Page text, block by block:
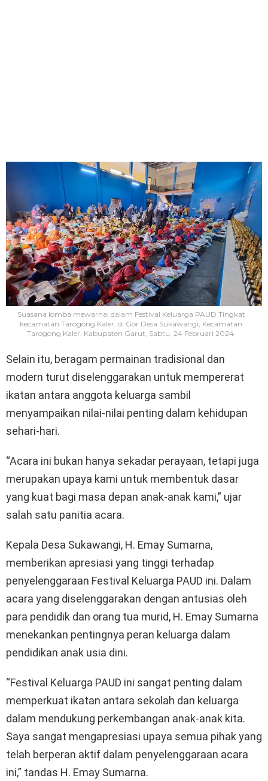
Suasana lomba mewarnai dalam Festival Keluarga PAUD Tingkat
kecamatan Tarogong Kaler, di Gor Desa Sukawangi, Kecamatan
Tarogong Kaler, Kabupaten Garut, Sabtu, 24 Februari 2024.
Selain itu, beragam permainan tradisional dan
modern turut diselenggarakan untuk mempererat
ikatan antara anggota keluarga sambil
menyampaikan nilai-nilai penting dalam kehidupan
sehari-hari.
“Acara ini bukan hanya sekadar perayaan, tetapi juga
merupakan upaya kami untuk membentuk dasar
yang kuat bagi masa depan anak-anak kami,” ujar
salah satu panitia acara.
Kepala Desa Sukawangi, H. Emay Sumarna,
memberikan apresiasi yang tinggi terhadap
penyelenggaraan Festival Keluarga PAUD ini. Dalam
acara yang diselenggarakan dengan antusias oleh
para pendidik dan orang tua murid, H. Emay Sumarna
menekankan pentingnya peran keluarga dalam
pendidikan anak usia dini.
“Festival Keluarga PAUD ini sangat penting dalam
memperkuat ikatan antara sekolah dan keluarga
dalam mendukung perkembangan anak-anak kita.
Saya sangat mengapresiasi upaya semua pihak yang
telah berperan aktif dalam penyelenggaraan acara
ini,” tandas H. Emay Sumarna.